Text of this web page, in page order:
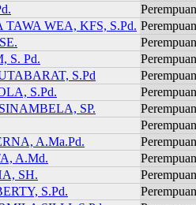
Perempuan
WEA, KFS, S.Pd. Perempuan
Perempuan
S. Pd.
Perempuan
S.Pd
Perempuan
S.Pd.
Perempuan
SP.
Perempuan
Perempuan
A.Ma.Pd.
Perempuan
A.Md.
Perempuan
SH.
Perempuan
S.Pd.
Perempuan